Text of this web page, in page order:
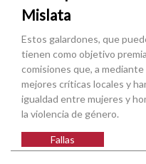
Mislata
Estos galardones, que
tienen como objetivo
comisiones que, a
mejores críticas locales y
igualdad entre mujeres y
la violencia de género.
Fallas